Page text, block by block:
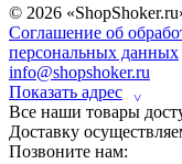
© 2026
Соглашение об
персональных данных
info@shopshoker.ru
Показать адрес
˅
Все наши товары
Доставку
Позвоните нам: